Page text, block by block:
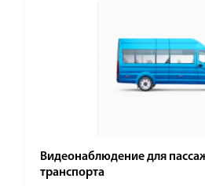
Видеонаблюдение для
транспорта